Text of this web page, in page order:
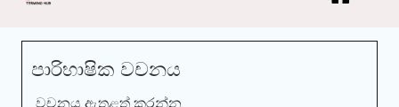
පාරිභාෂික වචනය
වචනය ඇතුළත් කරන්න